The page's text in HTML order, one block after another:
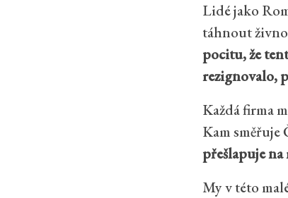
Lidé jako
táhnout
pocitu, že
rezignovalo,
Každá firma
Kam směřuje
přešlapuje
My v této